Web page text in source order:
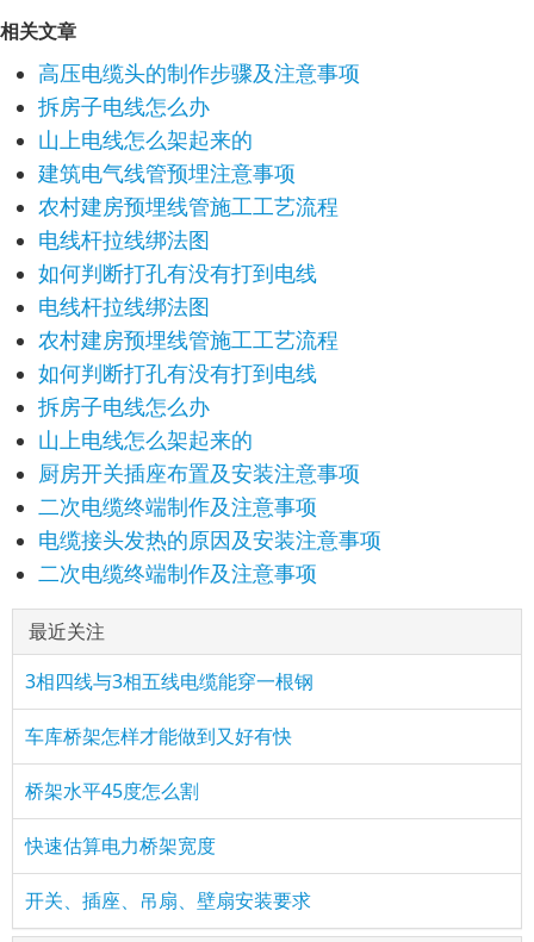
相关文章
高压电缆头的制作步骤及注意事项
拆房子电线怎么办
山上电线怎么架起来的
建筑电气线管预埋注意事项
农村建房预埋线管施工工艺流程
电线杆拉线绑法图
如何判断打孔有没有打到电线
电线杆拉线绑法图
农村建房预埋线管施工工艺流程
如何判断打孔有没有打到电线
拆房子电线怎么办
山上电线怎么架起来的
厨房开关插座布置及安装注意事项
二次电缆终端制作及注意事项
电缆接头发热的原因及安装注意事项
二次电缆终端制作及注意事项
最近关注
3相四线与3相五线电缆能穿一根钢
车库桥架怎样才能做到又好有快
桥架水平45度怎么割
快速估算电力桥架宽度
开关、插座、吊扇、壁扇安装要求